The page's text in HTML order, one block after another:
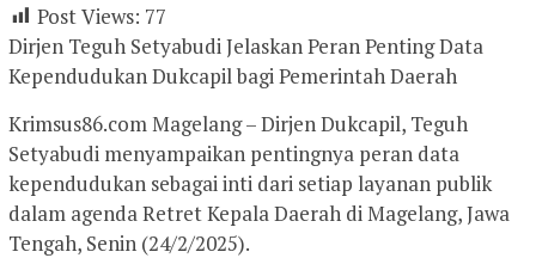
Post Views: 77
Dirjen Teguh Setyabudi Jelaskan Peran Penting Data
Kependudukan Dukcapil bagi Pemerintah Daerah
Krimsus86.com Magelang – Dirjen Dukcapil, Teguh
Setyabudi menyampaikan pentingnya peran data
kependudukan sebagai inti dari setiap layanan publik
dalam agenda Retret Kepala Daerah di Magelang, Jawa
Tengah, Senin (24/2/2025).